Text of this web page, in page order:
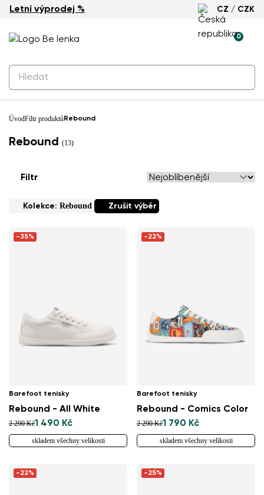
Letní výprodej % CZ / CZK
0
ÚvodFiltr produktůRebound
Rebound (13)
Filtr
Kolekce: Rebound Zrušit výběr
-35%
Barefoot tenisky
Rebound - All White
2 290 Kč1 490 Kč
skladem všechny velikosti
-22%
Barefoot tenisky
Rebound - Comics Color
2 290 Kč1 790 Kč
skladem všechny velikosti
-22% -25%